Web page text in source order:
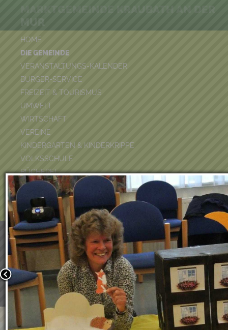
HOME
DIE GEMEINDE
VERANSTALTUNGS-KALENDER
BÜRGER-SERVICE
FREIZEIT & TOURISMUS
UMWELT
WIRTSCHAFT
VEREINE
KINDERGARTEN & KINDERKRIPPE
VOLKSSCHULE
BÜCHEREI
FEUERWEHR
DUATHLON 2026
POOLKALENDER
MUR
Wir verwenden Cookies, um unsere Webseite für Sie
benutzerfreundlich zu gestalten. Wenn Sie fortfahren,
an, dass Sie mit der Verwendung von Cookies auf
einverstanden sind.
Weitere Informationen:Datenschutzerklärung/Cookie-
Bestätigen